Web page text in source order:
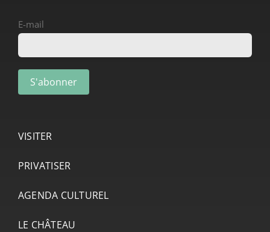
E-mail
VISITER
PRIVATISER
AGENDA CULTUREL
LE CHÂTEAU